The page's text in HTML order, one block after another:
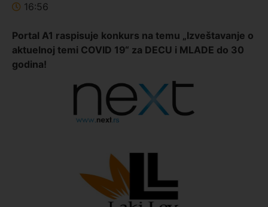
16:56
Portal A1 raspisuje konkurs na temu „Izveštavanje o
aktuelnoj temi COVID 19“ za DECU i MLADE do 30
godina!